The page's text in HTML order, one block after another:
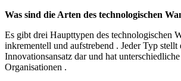
Was sind die Arten des technologischen
Es gibt drei Haupttypen des technologischen
inkrementell und aufstrebend . Jeder Typ stellt
Innovationsansatz dar und hat
Organisationen .